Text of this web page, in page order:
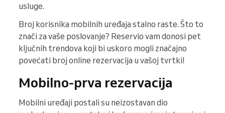
usluge.
Broj korisnika mobilnih uređaja stalno raste. Što to
znači za vaše poslovanje? Reservio vam donosi pet
ključnih trendova koji bi uskoro mogli značajno
povećati broj online rezervacija u vašoj tvrtki!
Mobilno-prva rezervacija
Mobilni uređaji postali su neizostavan dio